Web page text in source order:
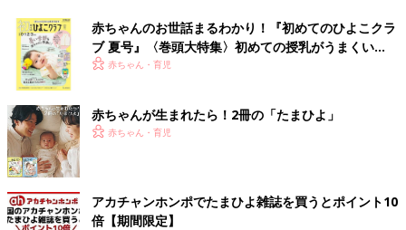
赤ちゃんのお世話まるわかり！『初めてのひよこクラ
ブ 夏号』〈巻頭大特集〉初めての授乳がうまくい
く！ おっぱい・ミルクの基本と夏のトラブル 解決テ
赤ちゃん・育児
赤ちゃんが生まれたら！2冊の「たまひよ」
赤ちゃん・育児
アカチャンホンポでたまひよ雑誌を買うとポイント10
倍【期間限定】